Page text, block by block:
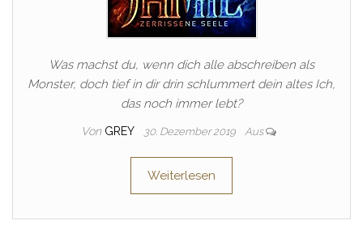
Was machst du, wenn dich alle abschreiben als
Monster, doch tief in dir drin schlummert dein altes Ich,
das noch immer lebt?
Von GREY 30. Dezember 2019 Aus
Weiterlesen